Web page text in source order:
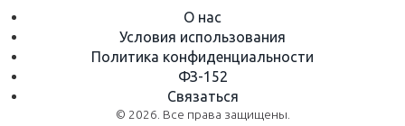
О нас
Условия использования
Политика конфиденциальности
ФЗ-152
Связаться
© 2026. Все права защищены.